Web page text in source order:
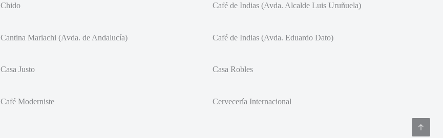
Chido Café de Indias (Avda. Alcalde Luis Uruñuela)
Cantina Mariachi (Avda. de Andalucía) Café de Indias (Avda. Eduardo Dato)
Casa Justo Casa Robles
Café Moderniste Cervecería Internacional